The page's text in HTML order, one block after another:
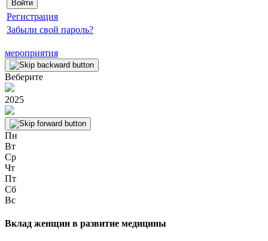
Регистрация
Забыли свой пароль?
мероприятия
Веберите
2025
Пн
Вт
Ср
Чт
Пт
Сб
Вс
Вклад женщин в развитие медицины